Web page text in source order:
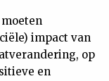
impact van
op
en